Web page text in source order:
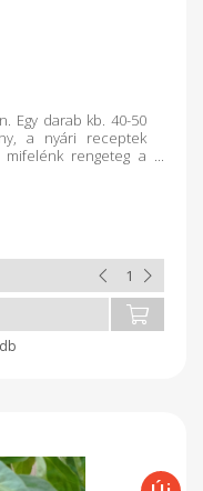
Egy darab kb. 40-50
a nyári receptek
rengeteg a
alapján
nem bizonyult
Igaz, csak 45